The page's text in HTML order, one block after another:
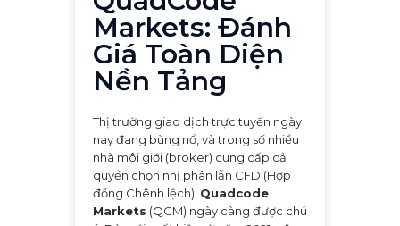
Markets: Đánh
Giá Toàn Diện
Nền Tảng
Thị trường giao dịch trực tuyến ngày
nay đang bùng nổ, và trong số nhiều
nhà môi giới (broker) cung cấp cả
quyền chọn nhị phân lẫn CFD (Hợp
đồng Chênh lệch), Quadcode
Markets (QCM) ngày càng được chú